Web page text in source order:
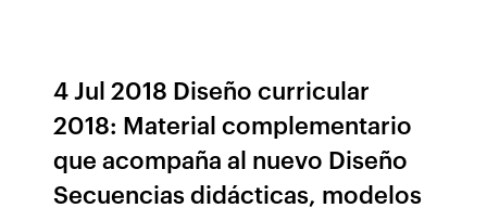
4 Jul 2018 Diseño curricular
2018: Material complementario
que acompaña al nuevo Diseño
Secuencias didácticas, modelos